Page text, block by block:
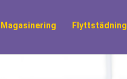
Magasinering Flyttstädning